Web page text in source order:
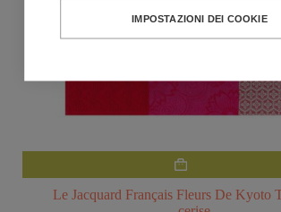
Le Jacquard Français Fleurs De Kyoto
IMPOSTAZIONI DEI COOKIE